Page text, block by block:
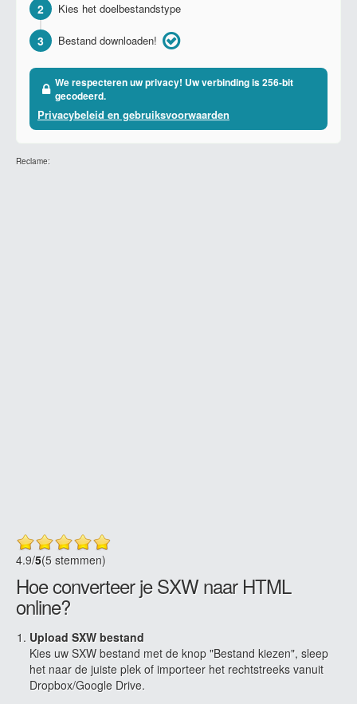
2 Kies het doelbestandstype
3 Bestand downloaden!
We respecteren uw privacy! Uw verbinding is 256-bit
gecodeerd.
Privacybeleid en gebruiksvoorwaarden
Reclame:
4.9/5(5 stemmen)
Hoe converteer je SXW naar HTML
online?
Upload SXW bestand
Kies uw SXW bestand met de knop "Bestand kiezen", sleep
het naar de juiste plek of importeer het rechtstreeks vanuit
Dropbox/Google Drive.